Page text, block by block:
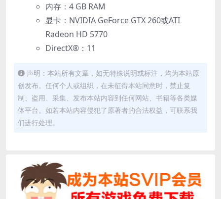
内存：4 GB RAM
显卡：NVIDIA GeForce GTX 260或ATI
Radeon HD 5770
DirectX®：11
声明：本站所有文章，如无特殊说明或标注，均为本站原
创发布。任何个人或组织，在未征得本站同意时，禁止复
制、盗用、采集、发布本站内容到任何网站、书籍等各类媒
体平台。如若本站内容侵犯了原著者的合法权益，可联系我
们进行处理。